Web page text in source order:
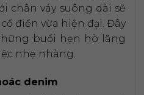
chân váy suông dài sẽ
điển vừa hiện đại. Đây
buổi hẹn hò lãng
nhẹ nhàng.
denim